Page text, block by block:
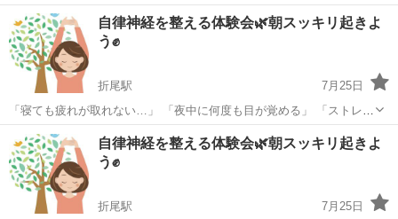
等々、何かをやってみたい人を募集中❣️素人でもOK、むしろ何かのき
っかけをつかみたい人やチャレンジ精神のある人を応援したいと思っ
てます。 年内の祝日限定、時間は10...
福岡 福岡市 櫛田神社前駅 ワークショップ ミニライブ
自律神経を整える体験会🌿朝スッキリ起きよ
う✊
折尾駅
7月25日
「寝ても疲れが取れない…」 「夜中に何度も目が覚める」 「ストレス
で頭が休まらない」 「気づくといつも緊張している」 そんな方へ、こ
の体験会では、3つのボディ（身体、心、エネルギー）と7つのチャク
ラを呼吸・や...
福岡 北九州市 折尾駅 ワークショップ 体験会
自律神経を整える体験会🌿朝スッキリ起きよ
う✊
折尾駅
7月25日